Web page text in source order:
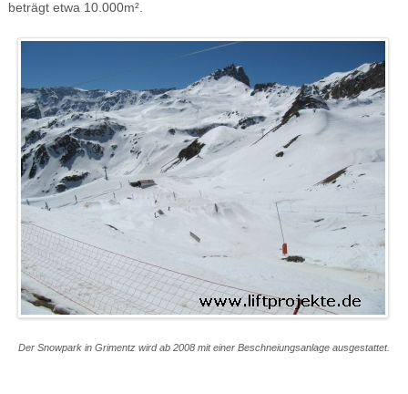
beträgt etwa 10.000m².
Der Snowpark in Grimentz wird ab 2008 mit einer Beschneiungsanlage ausgestattet.